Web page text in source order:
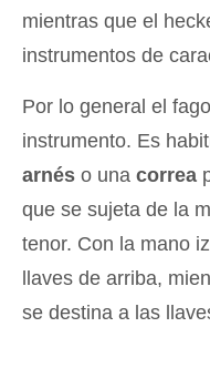
mientras que el
instrumentos de
Por lo general el
instrumento. Es
arnés o una correa
que se sujeta de la
tenor. Con la mano
llaves de arriba,
se destina a las